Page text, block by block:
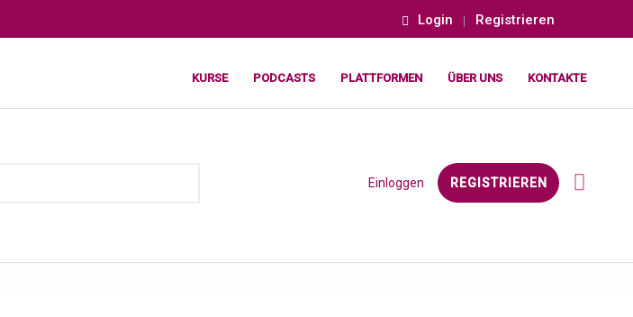
Login Registrieren
KURSE PODCASTS PLATTFORMEN ÜBER UNS KONTAKTE
Einloggen REGISTRIEREN